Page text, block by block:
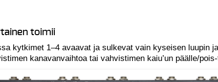
toimii
kytkimet 1–4 avaavat ja sulkevat vain kyseisen luupin
kanavanvaihtoa tai vahvistimen kaiu’un päälle/